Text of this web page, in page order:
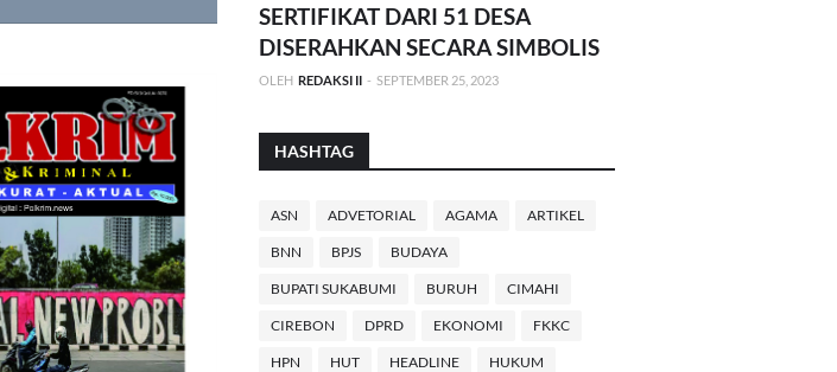
SERTIFIKAT DARI 51 DESA
DISERAHKAN SECARA SIMBOLIS
OLEH REDAKSI II - SEPTEMBER 25, 2023
HASHTAG
ASN ADVETORIAL AGAMA ARTIKEL
BNN BPJS BUDAYA
BUPATI SUKABUMI BURUH CIMAHI
CIREBON DPRD EKONOMI FKKC
HPN HUT HEADLINE HUKUM